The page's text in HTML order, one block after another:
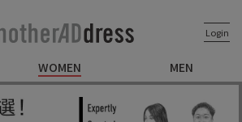
Login
WOMEN MEN